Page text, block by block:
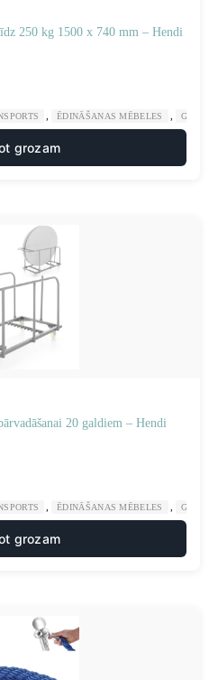
250 kg 1500 x 740 mm – Hendi
ĒDINĀŠANAS MĒBELES
grozam
20 galdiem – Hendi
ĒDINĀŠANAS MĒBELES
grozam